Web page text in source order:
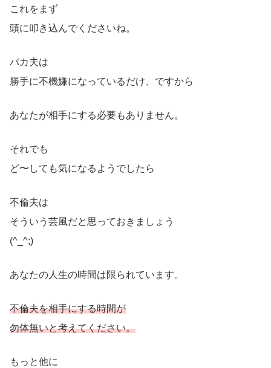
これをまず
頭に叩き込んでくださいね。
バカ夫は
勝手に不機嫌になっているだけ、ですから
あなたが相手にする必要もありません。
それでも
ど〜しても気になるようでしたら
不倫夫は
そういう芸風だと思っておきましょう
(^_^;)
あなたの人生の時間は限られています。
不倫夫を相手にする時間が
勿体無いと考えてください。
もっと他に